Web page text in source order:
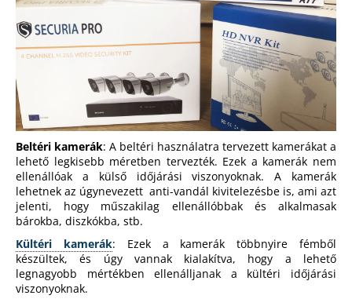
Beltéri kamerák: A beltéri használatra tervezett kamerákat a
lehető legkisebb méretben tervezték. Ezek a kamerák nem
ellenállóak a külső időjárási viszonyoknak. A kamerák
lehetnek az úgynevezett anti-vandál kivitelezésbe is, ami azt
jelenti, hogy műszakilag ellenállóbbak és alkalmasak
bárokba, diszkókba, stb.
Kültéri kamerák: Ezek a kamerák többnyire fémből
készültek, és úgy vannak kialakítva, hogy a lehető
legnagyobb mértékben ellenálljanak a kültéri időjárási
viszonyoknak.